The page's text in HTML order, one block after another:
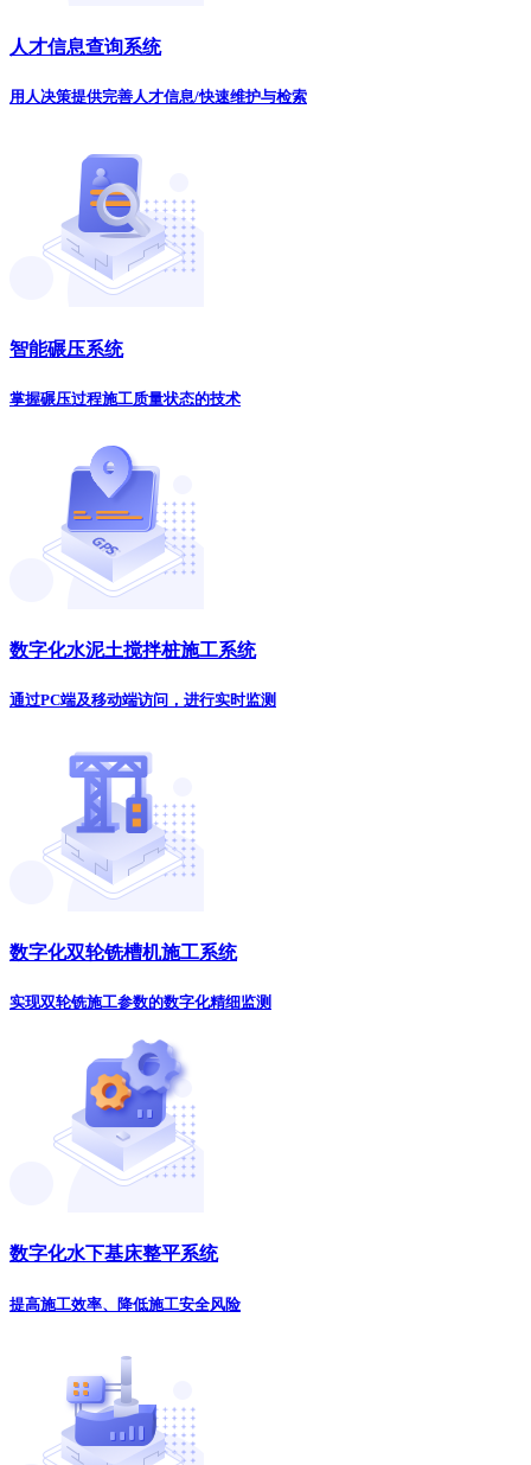
人才信息查询系统
用人决策提供完善人才信息/快速维护与检索
智能碾压系统
掌握碾压过程施工质量状态的技术
数字化水泥土搅拌桩施工系统
通过PC端及移动端访问，进行实时监测
数字化双轮铣槽机施工系统
实现双轮铣施工参数的数字化精细监测
数字化水下基床整平系统
提高施工效率、降低施工安全风险